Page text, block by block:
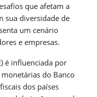
que afetam a
sua diversidade de
um cenário
e empresas.
é influenciada por
do Banco
dos países